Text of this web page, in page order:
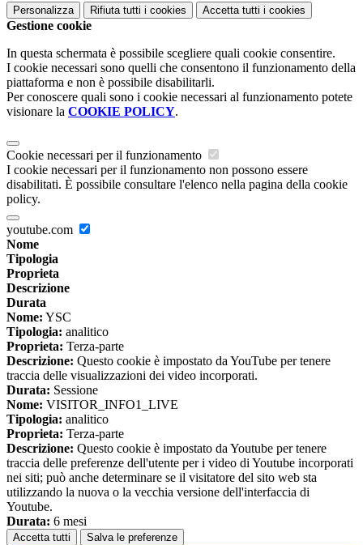
Personalizza Rifiuta tutti i cookies Accetta tutti i cookies
Gestione cookie
In questa schermata è possibile scegliere quali cookie consentire.
I cookie necessari sono quelli che consentono il funzionamento della
piattaforma e non è possibile disabilitarli.
Per conoscere quali sono i cookie necessari al funzionamento potete
visionare la COOKIE POLICY.
Cookie necessari per il funzionamento
I cookie necessari per il funzionamento non possono essere
disabilitati. È possibile consultare l'elenco nella pagina della cookie
policy.
youtube.com
Nome
Tipologia
Proprieta
Descrizione
Durata
Nome: YSC
Tipologia: analitico
Proprieta: Terza-parte
Descrizione: Questo cookie è impostato da YouTube per tenere
traccia delle visualizzazioni dei video incorporati.
Durata: Sessione
Nome: VISITOR_INFO1_LIVE
Tipologia: analitico
Proprieta: Terza-parte
Descrizione: Questo cookie è impostato da Youtube per tenere
traccia delle preferenze dell'utente per i video di Youtube incorporati
nei siti; può anche determinare se il visitatore del sito web sta
utilizzando la nuova o la vecchia versione dell'interfaccia di
Youtube.
Durata: 6 mesi
Accetta tutti Salva le preferenze